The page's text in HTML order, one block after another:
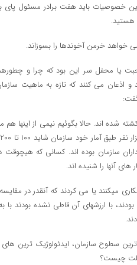
خصوصیات باید هفت برادر مسئول پای
هستید.
خواهد خرمن آخوندها را بسوزاند.
یا محفل سر این بود که چرا و
اذعان می کنند که تازه به ماهیت
آمار خود سازمان چیزی حدود 70 هزار نفر کشته شده اند. حالا بگوئیم نیمی از
سازمان بودند. پس 34600 نفر آنها هواداران سازمان بوده اند. کسانی که
آنها را شنیده اند.
همکاری میکنند یا می کردند که آنقدر در
با ارزشهای آن قاطی نشده بودند با
سطوح سازمان، ایدئولوژیک ترین های